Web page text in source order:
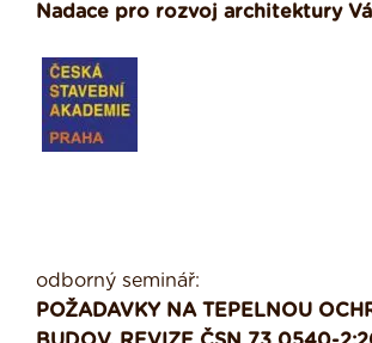
Nadace pro rozvoj architektury
odborný seminář:
POŽADAVKY NA TEPELNOU